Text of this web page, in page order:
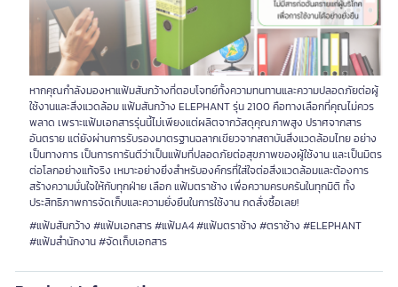
หากคุณกำลังมองหาแฟ้มสันกว้างที่ตอบโจทย์ทั้งความทนทานและความปลอดภัยต่อผู้
ใช้งานและสิ่งแวดล้อม แฟ้มสันกว้าง ELEPHANT รุ่น 2100 คือทางเลือกที่คุณไม่ควร
พลาด เพราะแฟ้มเอกสารรุ่นนี้ไม่เพียงแต่ผลิตจากวัสดุคุณภาพสูง ปราศจากสาร
อันตราย แต่ยังผ่านการรับรองมาตรฐานฉลากเขียวจากสถาบันสิ่งแวดล้อมไทย อย่าง
เป็นทางการ เป็นการการันตีว่าเป็นแฟ้มที่ปลอดภัยต่อสุขภาพของผู้ใช้งาน และเป็นมิตร
ต่อโลกอย่างแท้จริง เหมาะอย่างยิ่งสำหรับองค์กรที่ใส่ใจต่อสิ่งแวดล้อมและต้องการ
สร้างความมั่นใจให้กับทุกฝ่าย เลือก แฟ้มตราช้าง เพื่อความครบครันในทุกมิติ ทั้ง
ประสิทธิภาพการจัดเก็บและความยั่งยืนในการใช้งาน กดสั่งซื้อเลย!
#แฟ้มสันกว้าง #แฟ้มเอกสาร #แฟ้มA4 #แฟ้มตราช้าง #ตราช้าง #ELEPHANT
#แฟ้มสำนักงาน #จัดเก็บเอกสาร